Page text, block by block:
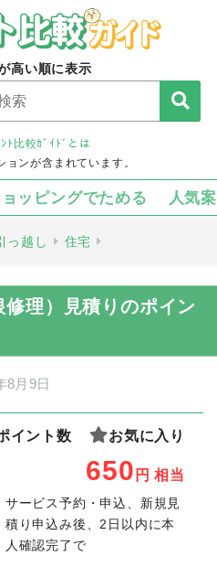
高い順に表示
ﾄ比較ｶﾞｲﾄﾞとは
ンが含まれています。
ッピングでためる 人気
っ越し 住宅
修理）見積りのポイン
8月9日
イント数 お気に入り
650 円 相当
サービス予約・申込、新規見
積り申込み後、2日以内に本
人確認完了で